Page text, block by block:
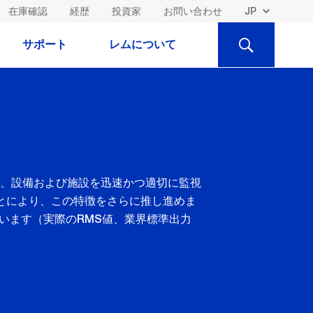
在庫確認 経歴 投資家 お問い合わせ
サポート レムについて
検
設備および施設を迅速かつ適切に監視
より、この特徴をさらに推し進めま
ます（実際のRMS値、業界標準出力